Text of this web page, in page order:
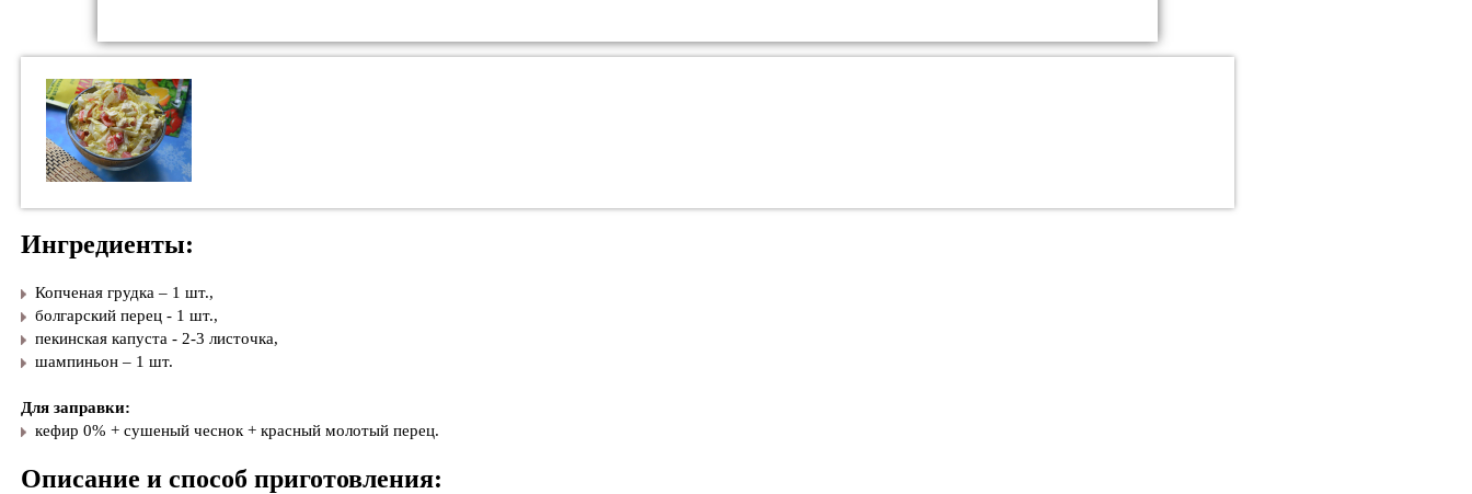
Ингредиенты:
Копченая грудка – 1 шт.,
болгарский перец - 1 шт.,
пекинская капуста - 2-3 листочка,
шампиньон – 1 шт.
Для заправки:
кефир 0% + сушеный чеснок + красный молотый перец.
Описание и способ приготовления: